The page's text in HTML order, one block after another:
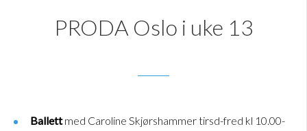
PRODA Oslo i uke 13
Ballettmed Caroline Skjørshammer tirsd-fred kl 10.00-